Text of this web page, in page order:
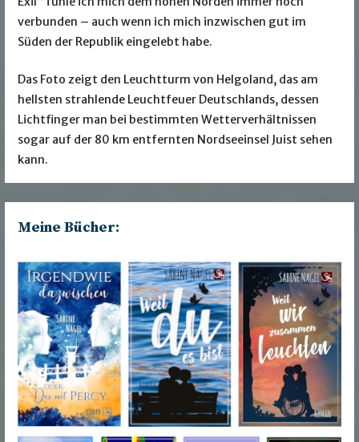
verbunden – auch wenn ich mich inzwischen gut im
Süden der Republik eingelebt habe.
Das Foto zeigt den Leuchtturm von Helgoland, das am
hellsten strahlende Leuchtfeuer Deutschlands, dessen
Lichtfinger man bei bestimmten Wetterverhältnissen
sogar auf der 80 km entfernten Nordseeinsel Juist sehen
kann.
Meine Bücher: